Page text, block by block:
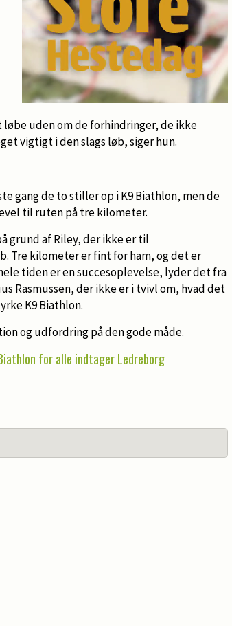
løbe uden om de forhindringer, de ikke
vigtigt i den slags løb, siger hun.
gang de to stiller op i K9 Biathlon, men de
til ruten på tre kilometer.
grund af Riley, der ikke er til
Tre kilometer er fint for ham, og det er
tiden er en succesoplevelse, lyder det fra
Rasmussen, der ikke er i tvivl om, hvad det
K9 Biathlon.
og udfordring på den gode måde.
for alle indtager Ledreborg